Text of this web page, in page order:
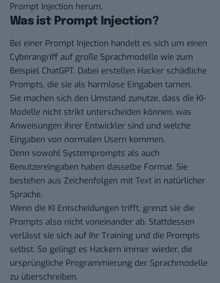
Prompt Injection herum.
Was ist Prompt Injection?
Bei einer Prompt Injection handelt es sich um einen
Cyberangriff auf große Sprachmodelle wie zum
Beispiel ChatGPT. Dabei erstellen Hacker schädliche
Prompts, die sie als harmlose Eingaben tarnen.
Sie machen sich den Umstand zunutze, dass die KI-
Modelle nicht strikt unterscheiden können, was
Anweisungen ihrer Entwickler sind und welche
Eingaben von normalen Usern kommen.
Denn sowohl Systemprompts als auch
Benutzereingaben haben dasselbe Format. Sie
bestehen aus Zeichenfolgen mit Text in natürlicher
Sprache.
Wenn die KI Entscheidungen trifft, grenzt sie die
Prompts also nicht voneinander ab. Stattdessen
verlässt sie sich auf ihr Training und die Prompts
selbst. So gelingt es Hackern immer wieder, die
ursprüngliche Programmierung der Sprachmodelle
zu überschreiben.